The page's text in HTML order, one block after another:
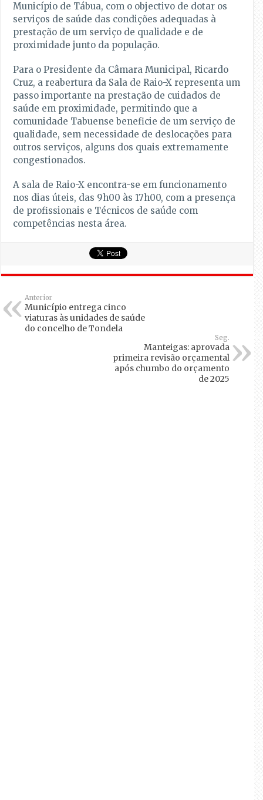
Município de Tábua, com o objectivo de dotar os
serviços de saúde das condições adequadas à
prestação de um serviço de qualidade e de
proximidade junto da população.
Para o Presidente da Câmara Municipal, Ricardo
Cruz, a reabertura da Sala de Raio-X representa um
passo importante na prestação de cuidados de
saúde em proximidade, permitindo que a
comunidade Tabuense beneficie de um serviço de
qualidade, sem necessidade de deslocações para
outros serviços, alguns dos quais extremamente
congestionados.
A sala de Raio-X encontra-se em funcionamento
nos dias úteis, das 9h00 às 17h00, com a presença
de profissionais e Técnicos de saúde com
competências nesta área.
Anterior
Município entrega cinco
viaturas às unidades de saúde
do concelho de Tondela
Seg.
Manteigas: aprovada
primeira revisão orçamental
após chumbo do orçamento
de 2025